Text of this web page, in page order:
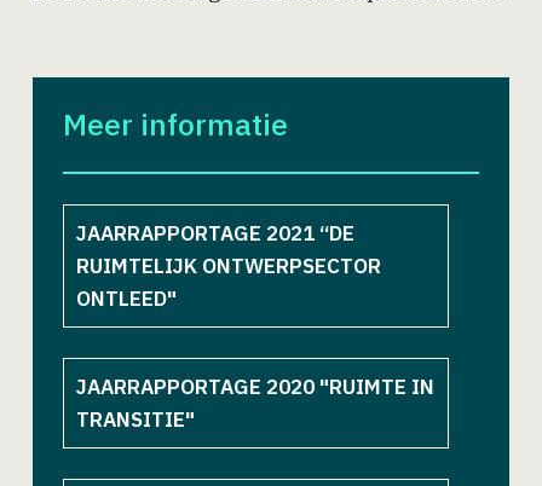
Meer informatie
JAARRAPPORTAGE 2021 “DE
RUIMTELIJK ONTWERPSECTOR
ONTLEED"
JAARRAPPORTAGE 2020 "RUIMTE IN
TRANSITIE"